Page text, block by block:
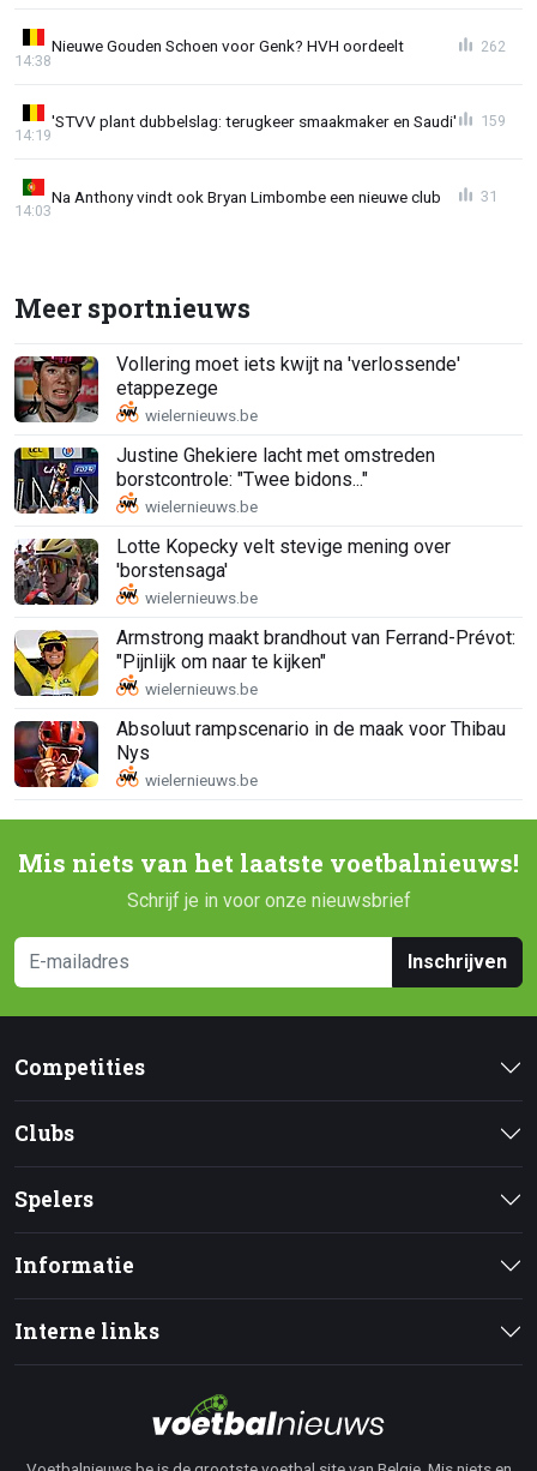
Nieuwe Gouden Schoen voor Genk? HVH oordeelt
14:38
262
'STVV plant dubbelslag: terugkeer smaakmaker en Saudi'
14:19
159
Na Anthony vindt ook Bryan Limbombe een nieuwe club
14:03
31
Meer sportnieuws
Vollering moet iets kwijt na 'verlossende'
etappezege
Justine Ghekiere lacht met omstreden
borstcontrole: "Twee bidons..."
Lotte Kopecky velt stevige mening over
'borstensaga'
Armstrong maakt brandhout van Ferrand-Prévot:
"Pijnlijk om naar te kijken"
Absoluut rampscenario in de maak voor Thibau
Nys
Mis niets van het laatste voetbalnieuws!
Schrijf je in voor onze nieuwsbrief
Inschrijven
Competities
Clubs
Spelers
Informatie
Interne links